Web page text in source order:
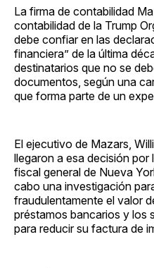
La firma de contabilidad
contabilidad de la Trump
debe confiar en las
financiera” de la última
destinatarios que no se
documentos, según una
que forma parte de un
El ejecutivo de Mazars,
llegaron a esa decisión
fiscal general de Nueva
cabo una investigación
fraudulentamente el valor
préstamos bancarios y los
para reducir su factura de